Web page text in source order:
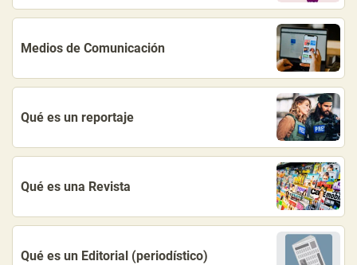
Medios de Comunicación
Qué es un reportaje
Qué es una Revista
Qué es un Editorial (periodístico)